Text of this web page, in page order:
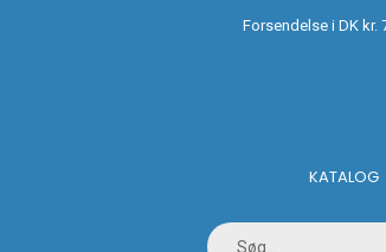
Forsendelse i DK kr.
KATALOG